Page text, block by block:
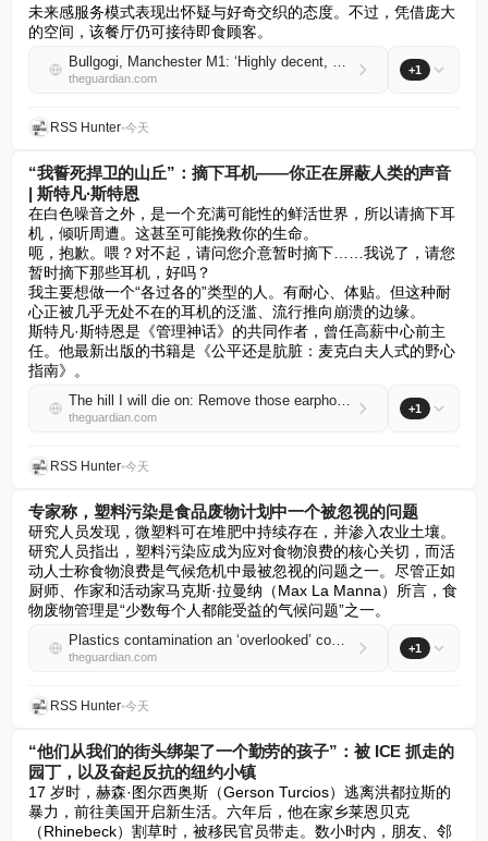
未来感服务模式表现出怀疑与好奇交织的态度。不过，凭借庞大
的空间，该餐厅仍可接待即食顾客。
Bullgogi, Manchester M1: ‘Highly decent, amenable, human-free dining’ – restaurant review
theguardian.com
+1
RSS Hunter•今天
“我誓死捍卫的山丘”：摘下耳机——你正在屏蔽人类的声音
| 斯特凡·斯特恩
在白色噪音之外，是一个充满可能性的鲜活世界，所以请摘下耳
机，倾听周遭。这甚至可能挽救你的生命。
呃，抱歉。喂？对不起，请问您介意暂时摘下……我说了，请您
暂时摘下那些耳机，好吗？
我主要想做一个“各过各的”类型的人。有耐心、体贴。但这种耐
心正被几乎无处不在的耳机的泛滥、流行推向崩溃的边缘。
斯特凡·斯特恩是《管理神话》的共同作者，曾任高薪中心前主
任。他最新出版的书籍是《公平还是肮脏：麦克白夫人式的野心
指南》。
The hill I will die on: Remove those earphones – you’re blocking out the music of humanity | Stefan Stern
theguardian.com
+1
RSS Hunter•今天
专家称，塑料污染是食品废物计划中一个被忽视的问题
研究人员发现，微塑料可在堆肥中持续存在，并渗入农业土壤。
研究人员指出，塑料污染应成为应对食物浪费的核心关切，而活
动人士称食物浪费是气候危机中最被忽视的问题之一。尽管正如
厨师、作家和活动家马克斯·拉曼纳（Max La Manna）所言，食
物废物管理是“少数每个人都能受益的气候问题”之一。
Plastics contamination an ‘overlooked’ concern in food waste schemes, experts say
theguardian.com
+1
RSS Hunter•今天
“他们从我们的街头绑架了一个勤劳的孩子”：被 ICE 抓走的
园丁，以及奋起反抗的纽约小镇
17 岁时，赫森·图尔西奥斯（Gerson Turcios）逃离洪都拉斯的
暴力，前往美国开启新生活。六年后，他在家乡莱恩贝克
（Rhinebeck）割草时，被移民官员带走。数小时内，朋友、邻